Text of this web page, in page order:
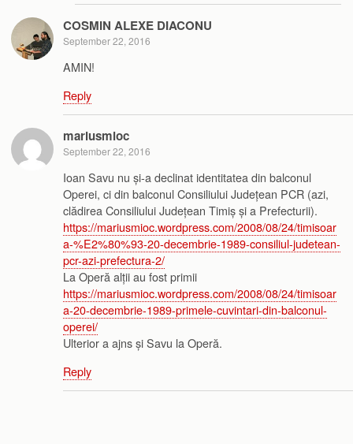
COSMIN ALEXE DIACONU
September 22, 2016
AMIN!
Reply
mariusmioc
September 22, 2016
Ioan Savu nu și-a declinat identitatea din balconul
Operei, ci din balconul Consiliului Județean PCR (azi,
clădirea Consiliului Județean Timiș și a Prefecturii).
https://mariusmioc.wordpress.com/2008/08/24/timisoar
a-%E2%80%93-20-decembrie-1989-consiliul-judetean-
pcr-azi-prefectura-2/
La Operă alții au fost primii
https://mariusmioc.wordpress.com/2008/08/24/timisoar
a-20-decembrie-1989-primele-cuvintari-din-balconul-
operei/
Ulterior a ajns și Savu la Operă.
Reply